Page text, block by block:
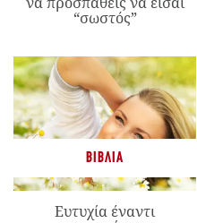
“σωστός”
ΒΙΒΛΊΑ
Ευτυχία έναντι